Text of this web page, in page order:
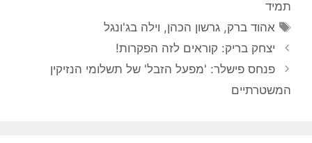
תמיד
תגיות
אהוד ברק,גרשון הכהן, וילה בג'ונגל
יצחק בריק: קוראים לזה הפקרות!
פנחס פישלר: 'מפעל הזבל' של תשלומי הנזיקין
המשטרתיים